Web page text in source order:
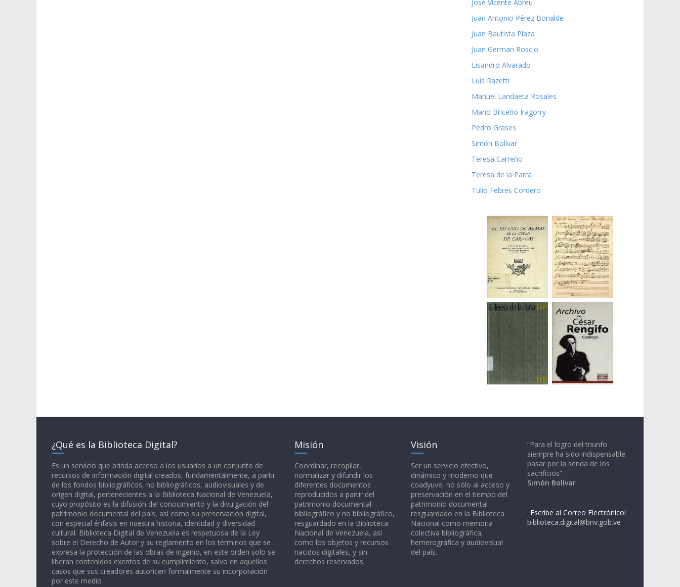
José Vicente Abreu
Juan Antonio Pérez Bonalde
Juan Bautista Plaza
Juan German Roscio
Lisandro Alvarado
Luis Razetti
Manuel Landaeta Rosales
Mario Briceño Iragorry
Pedro Grases
Simón Bolívar
Teresa Carreño
Teresa de la Parra
Tulio Febres Cordero
¿Qué es la Biblioteca Digital?
Es un servicio que brinda acceso a los usuarios a un conjunto de
recursos de información digital creados, fundamentalmente, a partir
de los fondos bibliográficos, no bibliográficos, audiovisuales y de
origen digital, pertenecientes a la Biblioteca Nacional de Venezuela,
cuyo propósito es la difusión del conocimiento y la divulgación del
patrimonio documental del país, así como su preservación digital,
con especial énfasis en nuestra historia, identidad y diversidad
cultural. Biblioteca Digital de Venezuela es respetuosa de la Ley
sobre el Derecho de Autor y su reglamento en los términos que se
expresa la protección de las obras de ingenio, en este orden solo se
liberan contenidos exentos de su cumplimiento, salvo en aquellos
casos que sus creadores autoricen formalmente su incorporación
por este medio
Misión
Coordinar, recopilar,
normalizar y difundir los
diferentes documentos
reproducidos a partir del
patrimonio documental
bibliográfico y no bibliográfico,
resguardado en la Biblioteca
Nacional de Venezuela, así
como los objetos y recursos
nacidos digitales, y sin
derechos reservados.
Visión
Ser un servicio efectivo,
dinámico y moderno que
coadyuve, no sólo al acceso y
preservación en el tiempo del
patrimonio documental
resguardado en la Biblioteca
Nacional como memoria
colectiva bibliográfica,
hemerográfica y audiovisual
del país.
“Para el logro del triunfo
siempre ha sido indispensable
pasar por la senda de los
sacrificios”.
Simón Bolívar
Escribe al Correo Electrónico!
biblioteca.digital@bnv.gob.ve